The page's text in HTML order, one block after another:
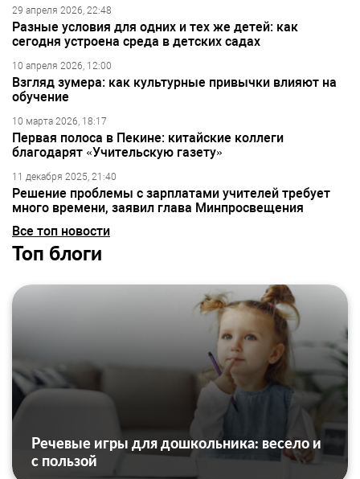
29 апреля 2026, 22:48
Разные условия для одних и тех же детей: как
сегодня устроена среда в детских садах
10 апреля 2026, 12:00
Взгляд зумера: как культурные привычки влияют на
обучение
10 марта 2026, 18:17
Первая полоса в Пекине: китайские коллеги
благодарят «Учительскую газету»
11 декабря 2025, 21:40
Решение проблемы с зарплатами учителей требует
много времени, заявил глава Минпросвещения
Все топ новости
Топ блоги
Речевые игры для дошкольника: весело и
с пользой